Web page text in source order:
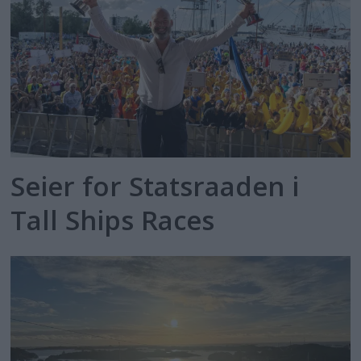
Seier for Statsraaden i
Tall Ships Races